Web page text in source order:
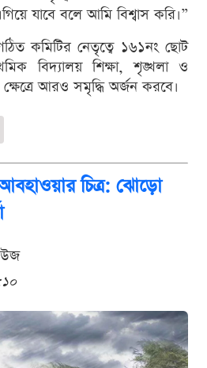
যাবে বলে আমি বিশ্বাস করি।”
কমিটির নেতৃত্বে ১৬১নং ছোট
বিদ্যালয় শিক্ষা, শৃঙ্খলা ও
আরও সমৃদ্ধি অর্জন করবে।
চিত্র: ঝোড়ো